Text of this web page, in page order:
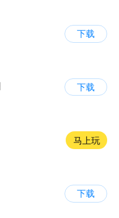
下载
下载
马上玩
下载